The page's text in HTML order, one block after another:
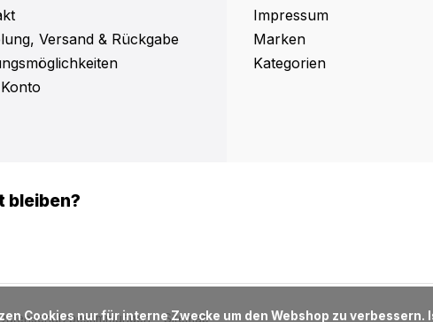
Versand & Rückgabe
Impressum
Marken
Kategorien
bleiben?
Sitemap